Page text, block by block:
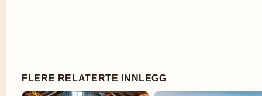
FLERE RELATERTE INNLEGG